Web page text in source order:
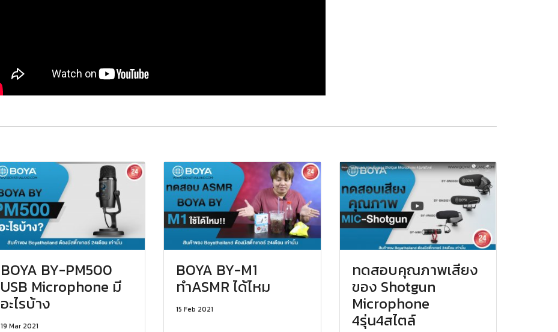
BOYA BY-PM500
USB Microphone มี
อะไรบ้าง
19 Mar 2021
BOYA BY-M1
ทำASMR ได้ไหม
15 Feb 2021
ทดสอบคุณภาพเสียง
ของ Shotgun
Microphone
4รุ่น4สไตล์